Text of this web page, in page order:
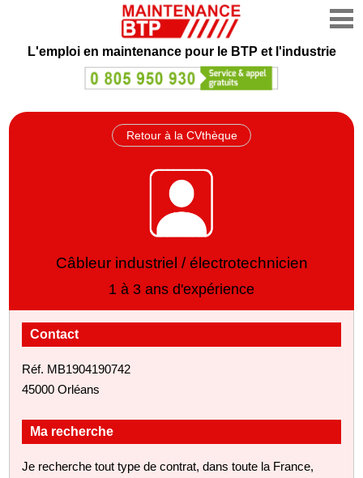
L'emploi en maintenance pour le BTP et l'industrie
Retour à la CVthèque
Câbleur industriel / électrotechnicien
1 à 3 ans d'expérience
Contact
Réf. MB1904190742
45000 Orléans
Ma recherche
Je recherche tout type de contrat, dans toute la France,